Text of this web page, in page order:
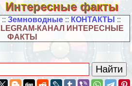
Интересные факты
:: Земноводные:: КОНТАКТЫ ::
КАНАЛ ИНТЕРЕСНЫЕ
ФАКТЫ